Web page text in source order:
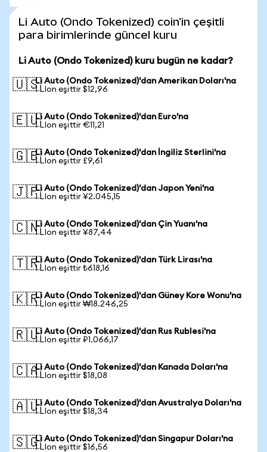
Li Auto (Ondo Tokenized) coin'in çeşitli
para birimlerinde güncel kuru
Li Auto (Ondo Tokenized) kuru bugün ne kadar?
🇺🇸Li Auto (Ondo Tokenized)'dan Amerikan Doları'na
1 LIon eşittir $12,96
🇪🇺Li Auto (Ondo Tokenized)'dan Euro'na
1 LIon eşittir €11,21
🇬🇧Li Auto (Ondo Tokenized)'dan İngiliz Sterlini'na
1 LIon eşittir £9,61
🇯🇵Li Auto (Ondo Tokenized)'dan Japon Yeni'na
1 LIon eşittir ¥2.045,15
🇨🇳Li Auto (Ondo Tokenized)'dan Çin Yuanı'na
1 LIon eşittir ¥87,44
🇹🇷Li Auto (Ondo Tokenized)'dan Türk Lirası'na
1 LIon eşittir ₺618,16
🇰🇷Li Auto (Ondo Tokenized)'dan Güney Kore Wonu'na
1 LIon eşittir ₩18.246,25
🇷🇺Li Auto (Ondo Tokenized)'dan Rus Rublesi'na
1 LIon eşittir ₽1.066,17
🇨🇦Li Auto (Ondo Tokenized)'dan Kanada Doları'na
1 LIon eşittir $18,08
🇦🇺Li Auto (Ondo Tokenized)'dan Avustralya Doları'na
1 LIon eşittir $18,34
🇸🇬Li Auto (Ondo Tokenized)'dan Singapur Doları'na
1 LIon eşittir $16,56